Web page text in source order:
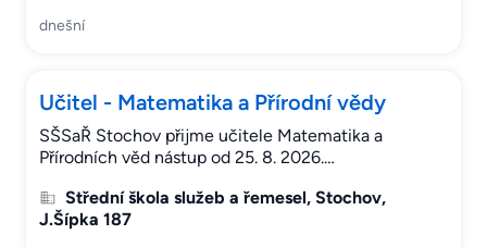
dnešní
Učitel - Matematika a Přírodní vědy
SŠSaŘ Stochov přijme učitele Matematika a
Přírodních věd nástup od 25. 8. 2026.…
Střední škola služeb a řemesel, Stochov,
J.Šípka 187